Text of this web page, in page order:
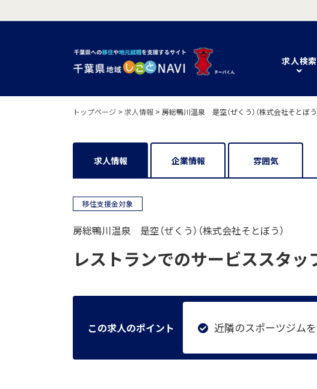
求人検索
トップページ > 求人情報 > 房総鴨川温泉 是空（ぜくう）（株式会社そとぼう
求人情報 企業情報 雰囲気
移住支援金対象
房総鴨川温泉 是空（ぜくう）（株式会社そとぼう）
レストランでのサービススタッ
この求人のポイント 近隣のスポーツジム